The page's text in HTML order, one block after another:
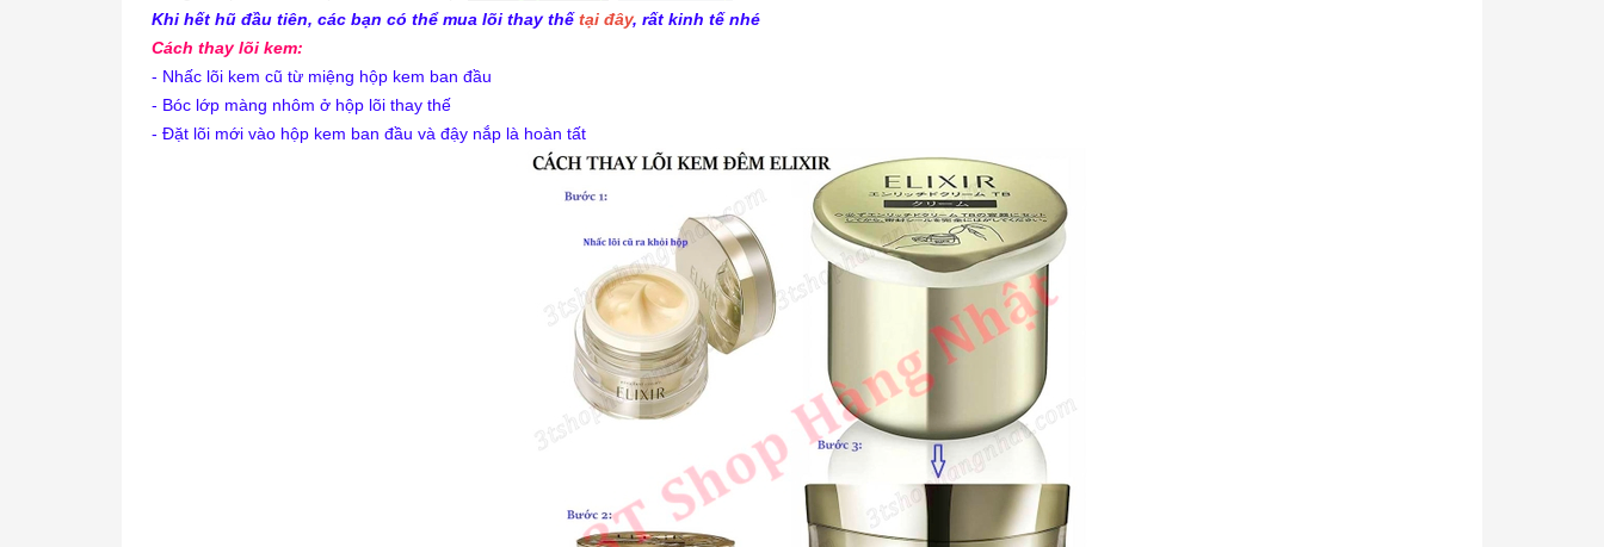
Khi hết hũ đầu tiên, các bạn có thể mua lõi thay thếtại đây, rất kinh tế nhé
Cách thay lõi kem:
- Nhấc lõi kem cũ từ miệng hộp kem ban đầu
- Bóc lớp màng nhôm ở hộp lõi thay thế
- Đặt lõi mới vào hộp kem ban đầu và đậy nắp là hoàn tất